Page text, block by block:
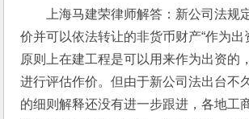
上海马建荣律师解答：新公司法规
价并可以依法转让的非货币财产“作为出
原则上在建工程是可以用来作为出资的
进行评估作价。但由于新公司法出台不
的细则解释还没有进一步跟进，各地工